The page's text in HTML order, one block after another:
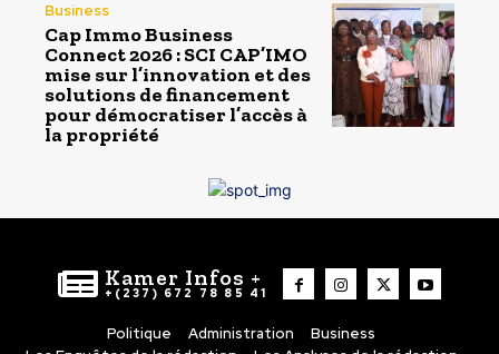
Business
Cap Immo Business
Connect 2026 : SCI CAP’IMO
mise sur l’innovation et des
solutions de financement
pour démocratiser l’accès à
la propriété
Kamer Infos +
+(237) 672 78 85 41
Politique Administration
Business